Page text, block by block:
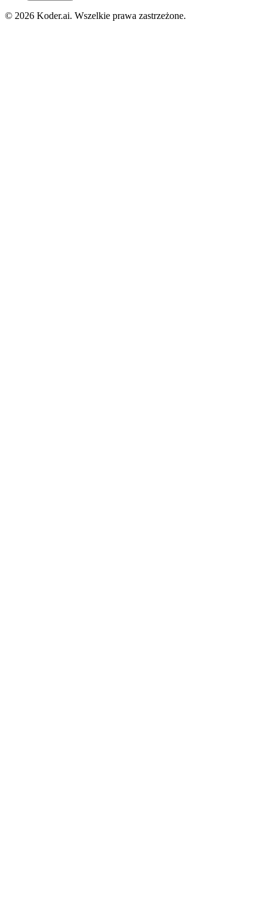
© 2026 Koder.ai. Wszelkie prawa zastrzeżone.